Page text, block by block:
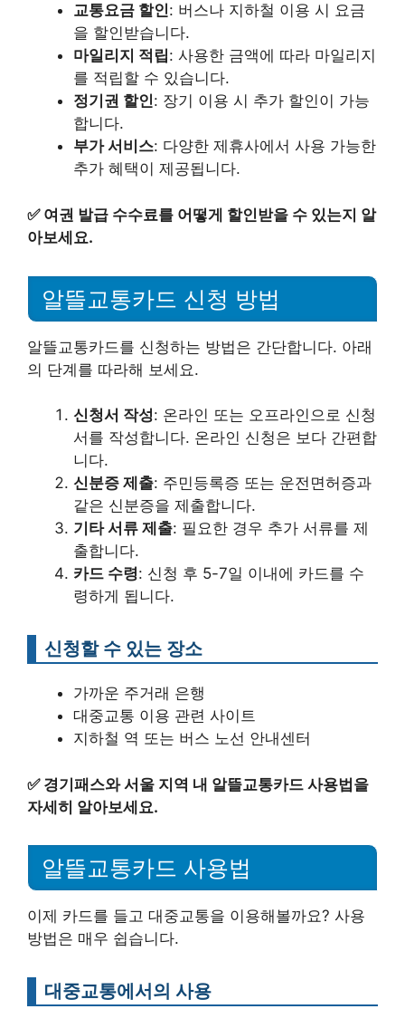
교통요금 할인: 버스나 지하철 이용 시 요금
을 할인받습니다.
마일리지 적립: 사용한 금액에 따라 마일리지
를 적립할 수 있습니다.
정기권 할인: 장기 이용 시 추가 할인이 가능
합니다.
부가 서비스: 다양한 제휴사에서 사용 가능한
추가 혜택이 제공됩니다.
✅ 여권 발급 수수료를 어떻게 할인받을 수 있는지 알
아보세요.
알뜰교통카드 신청 방법
알뜰교통카드를 신청하는 방법은 간단합니다. 아래
의 단계를 따라해 보세요.
신청서 작성: 온라인 또는 오프라인으로 신청
서를 작성합니다. 온라인 신청은 보다 간편합
니다.
신분증 제출: 주민등록증 또는 운전면허증과
같은 신분증을 제출합니다.
기타 서류 제출: 필요한 경우 추가 서류를 제
출합니다.
카드 수령: 신청 후 5-7일 이내에 카드를 수
령하게 됩니다.
신청할 수 있는 장소
가까운 주거래 은행
대중교통 이용 관련 사이트
지하철 역 또는 버스 노선 안내센터
✅ 경기패스와 서울 지역 내 알뜰교통카드 사용법을
자세히 알아보세요.
알뜰교통카드 사용법
이제 카드를 들고 대중교통을 이용해볼까요? 사용
방법은 매우 쉽습니다.
대중교통에서의 사용